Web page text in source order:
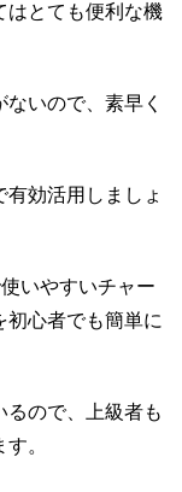
はとても便利な機
いので、素早く
効活用しましょ
いやすいチャー
初心者でも簡単に
るので、上級者も
。